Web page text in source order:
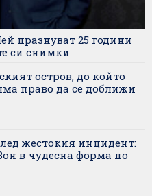
празнуват 25 години
си снимки
остров, до който
право да се доближи
жестокия инцидент:
в чудесна форма по